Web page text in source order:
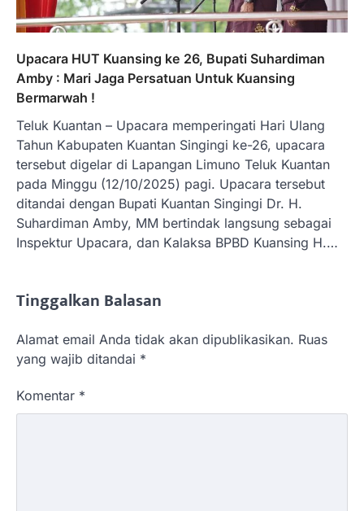
Upacara HUT Kuansing ke 26, Bupati Suhardiman
Amby : Mari Jaga Persatuan Untuk Kuansing
Bermarwah !
Teluk Kuantan – Upacara memperingati Hari Ulang
Tahun Kabupaten Kuantan Singingi ke-26, upacara
tersebut digelar di Lapangan Limuno Teluk Kuantan
pada Minggu (12/10/2025) pagi. Upacara tersebut
ditandai dengan Bupati Kuantan Singingi Dr. H.
Suhardiman Amby, MM bertindak langsung sebagai
Inspektur Upacara, dan Kalaksa BPBD Kuansing H.…
Tinggalkan Balasan
Alamat email Anda tidak akan dipublikasikan. Ruas
yang wajib ditandai *
Komentar *